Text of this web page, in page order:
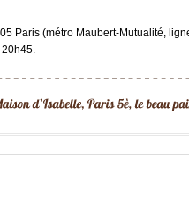
Paris (métro Maubert-Mutualité,